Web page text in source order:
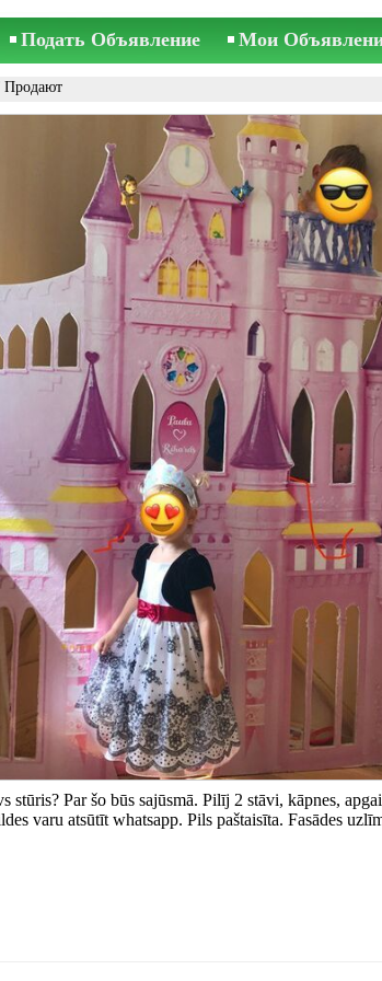
Подать Объявление Мои
Продают
stūris? Par šo būs sajūsmā. Pilīj 2 stāvi, kāpnes,
varu atsūtīt whatsapp. Pils paštaisīta. Fasādes